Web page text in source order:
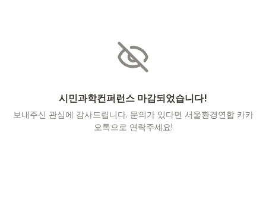
시민과학컨퍼런스 마감되었습니다!
보내주신 관심에 감사드립니다. 문의가 있다면 서울환경연합 카카
오톡으로 연락주세요!